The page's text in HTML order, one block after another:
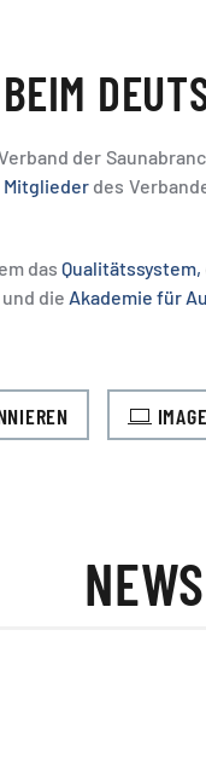
der
Mitglieder des
das Qualitätssystem,
und die Akademie für
NEWS